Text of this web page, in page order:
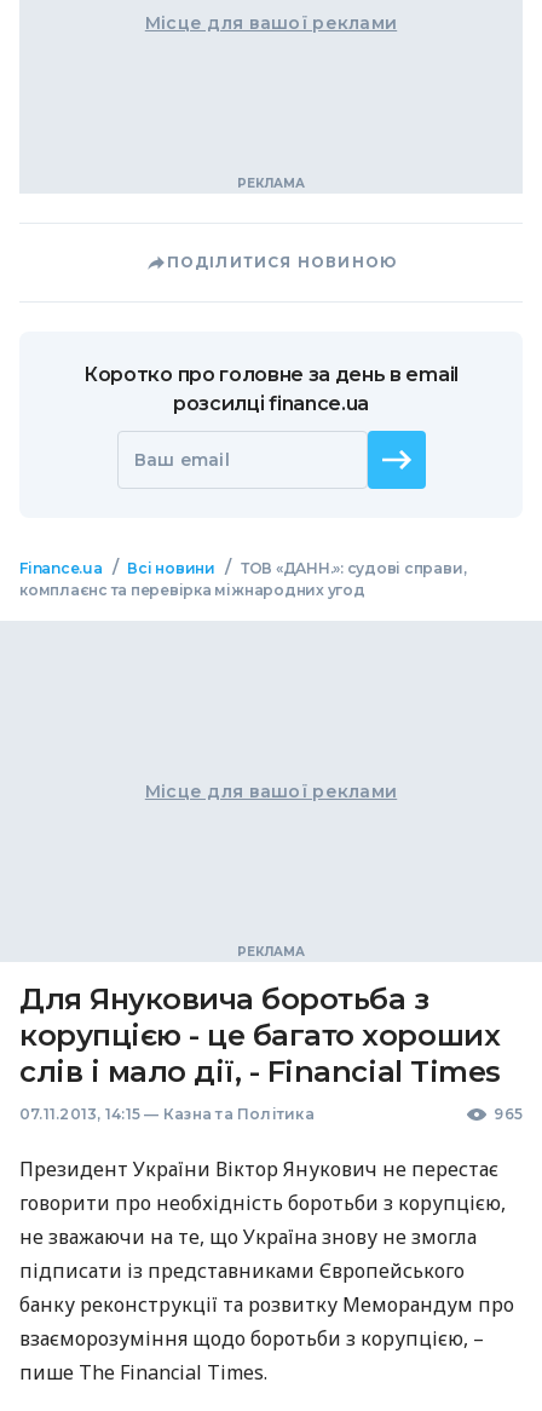
Місце для вашої реклами
ПОДІЛИТИСЯ НОВИНОЮ
Коротко про головне за день в email
розсилці finance.ua
Ваш email
Finance.ua / Всі новини / ТОВ «ДАНН.»: судові справи,
комплаєнс та перевірка міжнародних угод
Місце для вашої реклами
Для Януковича боротьба з
корупцією - це багато хороших
слів і мало дії, - Financial Times
07.11.2013, 14:15 — Казна та Політика 965
Президент України Віктор Янукович не перестає
говорити про необхідність боротьби з корупцією,
не зважаючи на те, що Україна знову не змогла
підписати із представниками Європейського
банку реконструкції та розвитку Меморандум про
взаєморозуміння щодо боротьби з корупцією, –
пише The Financial Times.